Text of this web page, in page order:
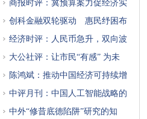
商报时评：冀预算案力促经济实
创科金融双轮驱动 惠民纾困布
经济时评：人民币急升，双向波
大公社评：让市民“有感” 为未
陈鸿斌：推动中国经济可持续增
中评月刊：中国人工智能战略的
中外“修昔底德陷阱”研究的知